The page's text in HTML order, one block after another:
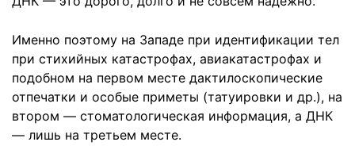
Именно поэтому на Западе при идентификации тел
при стихийных катастрофах, авиакатастрофах и
подобном на первом месте дактилоскопические
отпечатки и особые приметы (татуировки и др.), на
втором — стоматологическая информация, а ДНК
— лишь на третьем месте.